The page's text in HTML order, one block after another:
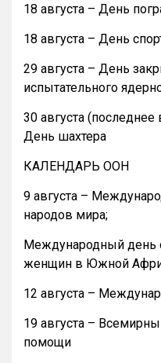
18 августа – День
18 августа – День
29 августа – День
испытательного
30 августа (последнее
День шахтера
КАЛЕНДАРЬ ООН
9 августа –
народов мира;
Международный день
женщин в Южной
12 августа –
19 августа –
помощи